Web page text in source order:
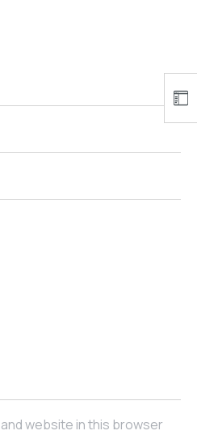
website in this browser